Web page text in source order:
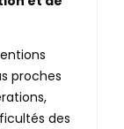
proches
des